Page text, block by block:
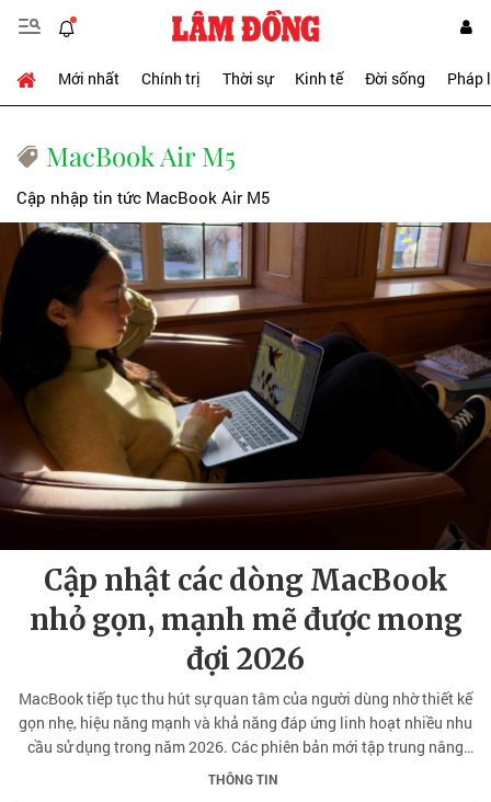
Mới nhất Chính trị Thời sự Kinh tế Đời sống Pháp
MacBook Air M5
Cập nhập tin tức MacBook Air M5
Cập nhật các dòng MacBook
nhỏ gọn, mạnh mẽ được mong
đợi 2026
MacBook tiếp tục thu hút sự quan tâm của người dùng nhờ thiết kế
gọn nhẹ, hiệu năng mạnh và khả năng đáp ứng linh hoạt nhiều nhu
cầu sử dụng trong năm 2026. Các phiên bản mới tập trung nâng
cấp hiệu suất, AI và thời lượng pin. Điều này giúp người dùng dễ
THÔNG TIN